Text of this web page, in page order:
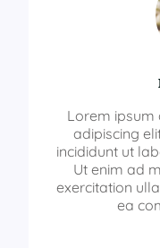
Lorem ipsum
adipiscing
incididunt ut
Ut enim ad
exercitation
ea